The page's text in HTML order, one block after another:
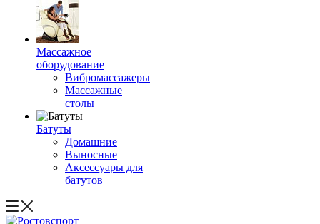
Массажное
оборудование
Вибромассажеры
Массажные
столы
Батуты
Домашние
Выносные
Аксессуары для
батутов